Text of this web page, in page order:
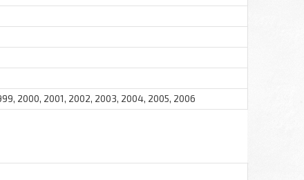
2000, 2001, 2002, 2003, 2004, 2005, 2006